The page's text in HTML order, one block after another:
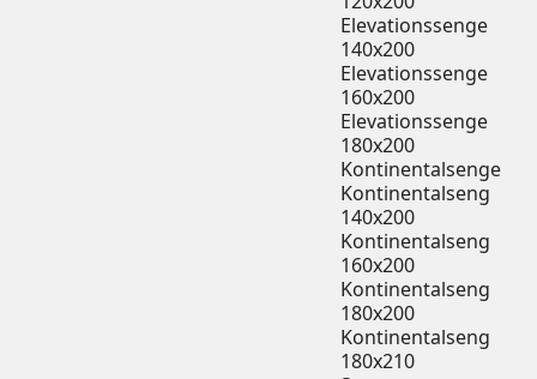
Elevationssenge
140x200
Elevationssenge
160x200
Elevationssenge
180x200
Kontinentalsenge
Kontinentalseng
140x200
Kontinentalseng
160x200
Kontinentalseng
180x200
Kontinentalseng
180x210